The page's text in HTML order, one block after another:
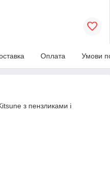
Оплата Умови
з пензликами і